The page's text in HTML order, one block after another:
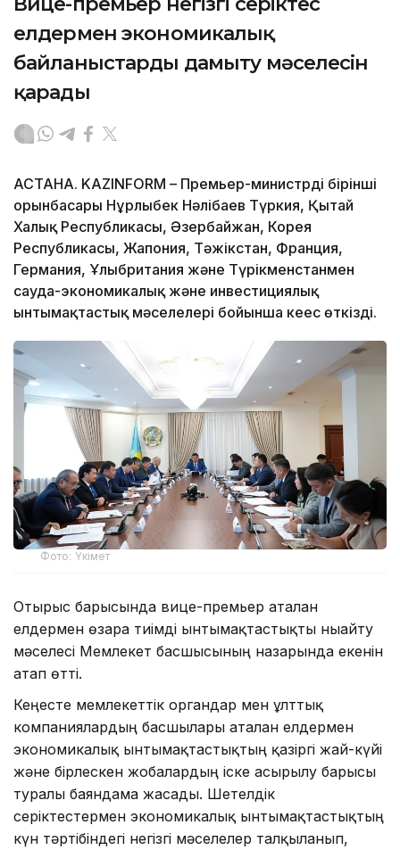
елдермен экономикалық
байланыстарды дамыту мәселесін
қарады
АСТАНА. KAZINFORM – Премьер-министрдің бірінші
орынбасары Нұрлыбек Нәлібаев Түркия, Қытай
Халық Республикасы, Әзербайжан, Корея
Республикасы, Жапония, Тәжікстан, Франция,
Германия, Ұлыбритания және Түрікменстанмен
сауда-экономикалық және инвестициялық
ынтымақтастық мәселелері бойынша кеңес өткізді.
Фото: Үкімет
Отырыс барысында вице-премьер аталған
елдермен өзара тиімді ынтымақтастықты нығайту
мәселесі Мемлекет басшысының назарында екенін
атап өтті.
Кеңесте мемлекеттік органдар мен ұлттық
компаниялардың басшылары аталған елдермен
экономикалық ынтымақтастықтың қазіргі жай-күйі
және бірлескен жобалардың іске асырылу барысы
туралы баяндама жасады. Шетелдік
серіктестермен экономикалық ынтымақтастықтың
күн тәртібіндегі негізгі мәселелер талқыланып,